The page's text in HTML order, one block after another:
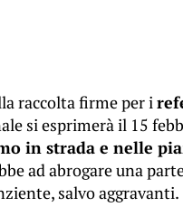
raccolta firme per i
si esprimerà il 15
in strada e nelle
ad abrogare una
salvo aggravanti.